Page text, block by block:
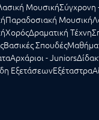
ΜουσικήΣύγχρονη
Παραδοσιακή Μουσική
ΧορόςΔραματική Τέχνη
Βασικές Σπουδές
Αρχάριοι - Juniors
ΕξετάσεωνΕξέταστρα